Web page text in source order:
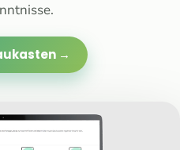
→